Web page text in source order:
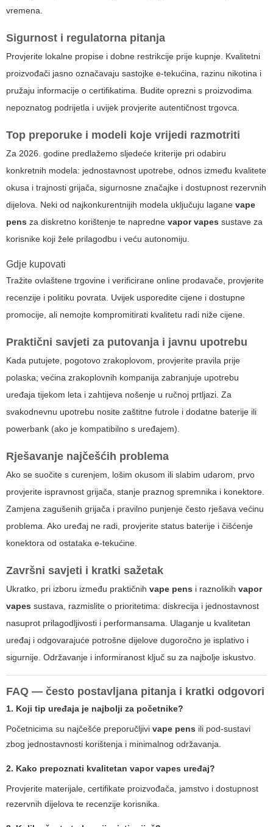
vremena.
Sigurnost i regulatorna pitanja
Provjerite lokalne propise i dobne restrikcije prije kupnje. Kvalitetni
proizvođači jasno označavaju sastojke e-tekućina, razinu nikotina i
pružaju informacije o certifikatima. Budite oprezni s proizvodima
nepoznatog podrijetla i uvijek provjerite autentičnost trgovca.
Top preporuke i modeli koje vrijedi razmotriti
Za 2026. godine predlažemo sljedeće kriterije pri odabiru
konkretnih modela: jednostavnost upotrebe, odnos između kvalitete
okusa i trajnosti grijača, sigurnosne značajke i dostupnost rezervnih
dijelova. Neki od najkonkurentnijih modela uključuju lagane vape
pens za diskretno korištenje te napredne vapor vapes sustave za
korisnike koji žele prilagodbu i veću autonomiju.
Gdje kupovati
Tražite ovlaštene trgovine i verificirane online prodavače, provjerite
recenzije i politiku povrata. Uvijek usporedite cijene i dostupne
promocije, ali nemojte kompromitirati kvalitetu radi niže cijene.
Praktični savjeti za putovanja i javnu upotrebu
Kada putujete, pogotovo zrakoplovom, provjerite pravila prije
polaska; većina zrakoplovnih kompanija zabranjuje upotrebu
uređaja tijekom leta i zahtijeva nošenje u ručnoj prtljazi. Za
svakodnevnu upotrebu nosite zaštitne futrole i dodatne baterije ili
powerbank (ako je kompatibilno s uređajem).
Rješavanje najčešćih problema
Ako se suočite s curenjem, lošim okusom ili slabim udarom, prvo
provjerite ispravnost grijača, stanje praznog spremnika i konektore.
Zamjena zagušenih grijača i pravilno punjenje često rješava većinu
problema. Ako uređaj ne radi, provjerite status baterije i čišćenje
konektora od ostataka e-tekućine.
Završni savjeti i kratki sažetak
Ukratko, pri izboru između praktičnih vape pens i raznolikih vapor
vapes sustava, razmislite o prioritetima: diskrecija i jednostavnost
nasuprot prilagodljivosti i performansama. Ulaganje u kvalitetan
uređaj i odgovarajuće potrošne dijelove dugoročno je isplativo i
sigurnije. Održavanje i informiranost ključ su za najbolje iskustvo.
FAQ — često postavljana pitanja i kratki odgovori
1. Koji tip uređaja je najbolji za početnike?
Početnicima su najčešće preporučljivi vape pens ili pod-sustavi
zbog jednostavnosti korištenja i minimalnog održavanja.
2. Kako prepoznati kvalitetan vapor vapes uređaj?
Provjerite materijale, certifikate proizvođača, jamstvo i dostupnost
rezervnih dijelova te recenzije korisnika.